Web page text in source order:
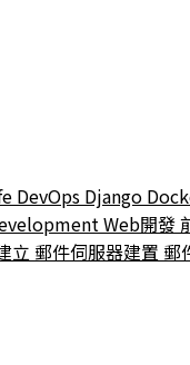
DevOps Django
Web開發
立 郵件伺服器建置 郵